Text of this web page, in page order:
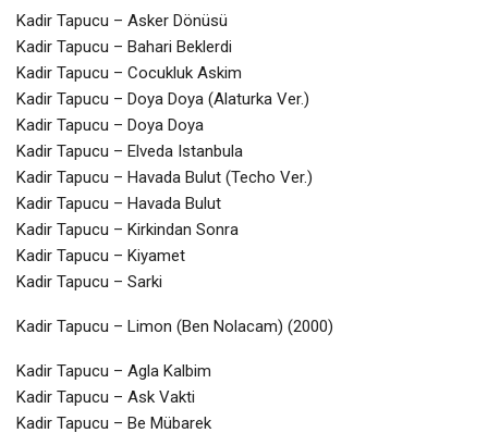
Kadir Tapucu – Asker Dönüsü
Kadir Tapucu – Bahari Beklerdi
Kadir Tapucu – Cocukluk Askim
Kadir Tapucu – Doya Doya (Alaturka Ver.)
Kadir Tapucu – Doya Doya
Kadir Tapucu – Elveda Istanbula
Kadir Tapucu – Havada Bulut (Techo Ver.)
Kadir Tapucu – Havada Bulut
Kadir Tapucu – Kirkindan Sonra
Kadir Tapucu – Kiyamet
Kadir Tapucu – Sarki
Kadir Tapucu – Limon (Ben Nolacam) (2000)
Kadir Tapucu – Agla Kalbim
Kadir Tapucu – Ask Vakti
Kadir Tapucu – Be Mübarek